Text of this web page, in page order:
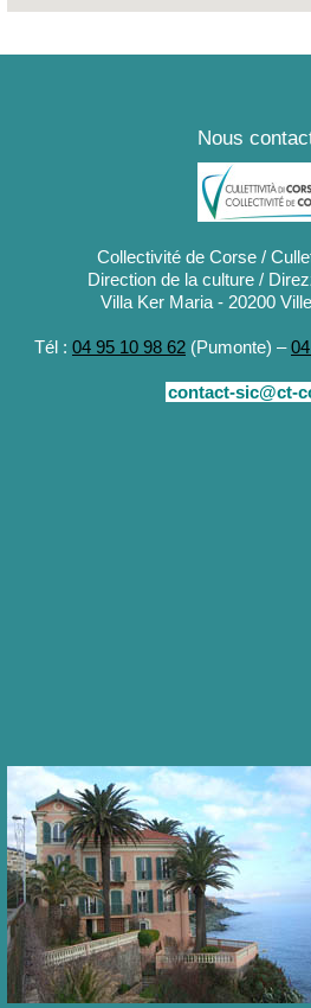
Nous
Collectivité de Corse /
Direction de la culture /
Villa Ker Maria - 20200
Tél : 04 95 10 98 62 (Pumonte) –
contact-sic@ct-